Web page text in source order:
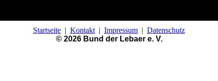
Startseite | Kontakt | Impressum | Datenschutz
© 2026 Bund der Lebaer e. V.